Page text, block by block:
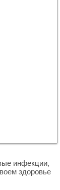
инфекции,
здоровье